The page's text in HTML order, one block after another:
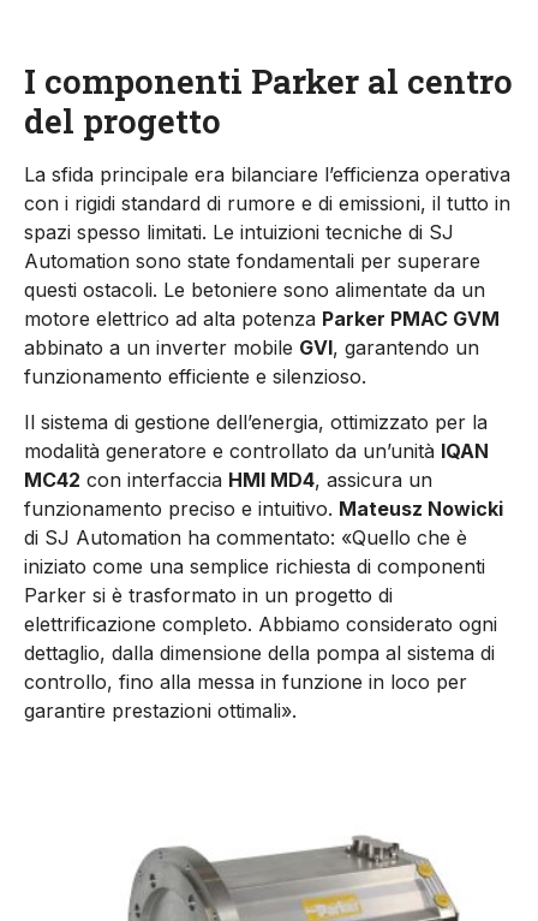
I componenti Parker al centro
del progetto
La sfida principale era bilanciare l’efficienza operativa
con i rigidi standard di rumore e di emissioni, il tutto in
spazi spesso limitati. Le intuizioni tecniche di SJ
Automation sono state fondamentali per superare
questi ostacoli. Le betoniere sono alimentate da un
motore elettrico ad alta potenza Parker PMAC GVM
abbinato a un inverter mobile GVI, garantendo un
funzionamento efficiente e silenzioso.
Il sistema di gestione dell’energia, ottimizzato per la
modalità generatore e controllato da un’unità IQAN
MC42 con interfaccia HMI MD4, assicura un
funzionamento preciso e intuitivo. Mateusz Nowicki
di SJ Automation ha commentato: «Quello che è
iniziato come una semplice richiesta di componenti
Parker si è trasformato in un progetto di
elettrificazione completo. Abbiamo considerato ogni
dettaglio, dalla dimensione della pompa al sistema di
controllo, fino alla messa in funzione in loco per
garantire prestazioni ottimali».